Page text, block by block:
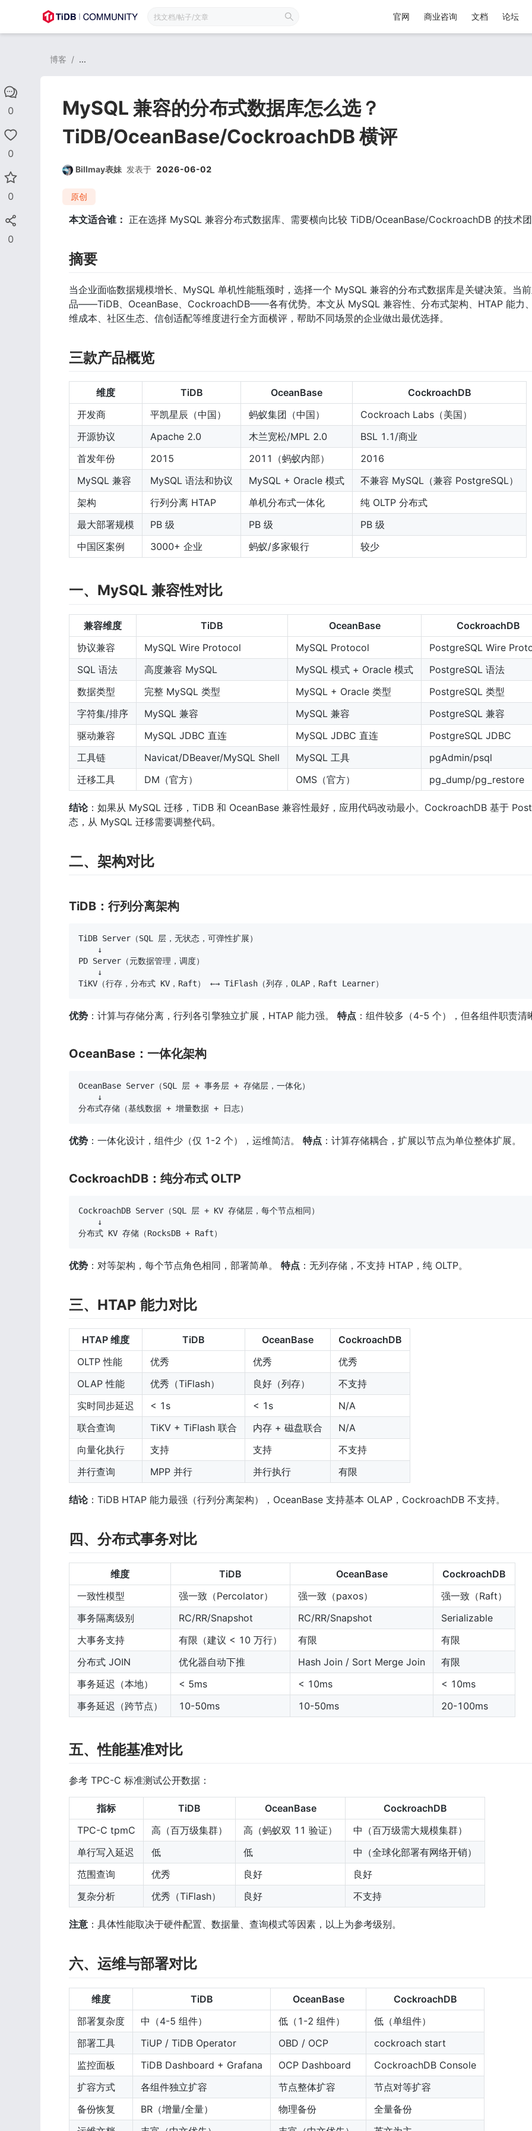
官网 商业咨询 文档 论坛
0
0
0
0
博客 / ...
MySQL 兼容的分布式数据库怎么选？
TiDB/OceanBase/CockroachDB 横评
Billmay表妹 发表于 2026-06-02
原创
本文适合谁： 正在选择 MySQL 兼容分布式数据库、需要横向比较 TiDB/OceanBase/CockroachDB 的技术
摘要
当企业面临数据规模增长、MySQL 单机性能瓶颈时，选择一个 MySQL 兼容的分布式数据库是关键决策。当
品——TiDB、OceanBase、CockroachDB——各有优势。本文从 MySQL 兼容性、分布式架构、HTAP 能力
维成本、社区生态、信创适配等维度进行全方面横评，帮助不同场景的企业做出最优选择。
三款产品概览
维度 TiDB OceanBase
CockroachDB
开发商
平凯星辰（中国） 蚂蚁集团（中国）
Cockroach Labs（美国）
开源协议
Apache 2.0 木兰宽松/MPL 2.0
BSL 1.1/商业
首发年份
2015 2011（蚂蚁内部）
2016
MySQL 兼容
MySQL 语法和协议 MySQL + Oracle 模式
不兼容 MySQL（兼容 PostgreSQL）
架构
行列分离 HTAP 单机分布式一体化
纯 OLTP 分布式
最大部署规模
PB 级 PB 级
PB 级
中国区案例
3000+ 企业 蚂蚁/多家银行 较少
一、MySQL 兼容性对比
兼容维度 TiDB OceanBase
CockroachDB
协议兼容
MySQL Wire Protocol MySQL Protocol
PostgreSQL Wire
SQL 语法
高度兼容 MySQL MySQL 模式 + Oracle 模式
PostgreSQL 语法
数据类型
完整 MySQL 类型 MySQL + Oracle 类型
PostgreSQL 类型
字符集/排序
MySQL 兼容 MySQL 兼容
PostgreSQL 兼容
驱动兼容
MySQL JDBC 直连 MySQL JDBC 直连
PostgreSQL JDBC
工具链
Navicat/DBeaver/MySQL Shell MySQL 工具
pgAdmin/psql
迁移工具
DM（官方） OMS（官方） pg_dump/pg_restore
结论：如果从 MySQL 迁移，TiDB 和 OceanBase 兼容性最好，应用代码改动最小。CockroachDB 基于
态，从 MySQL 迁移需要调整代码。
二、架构对比
TiDB：行列分离架构
TiDB Server（SQL 层，无状态，可弹性扩展）
    ↓
PD Server（元数据管理，调度）
    ↓
TiKV（行存，分布式 KV，Raft） ←→ TiFlash（列存，OLAP，Raft Learner）
优势 ：计算与存储分离，行列各引擎独立扩展，HTAP 能力强。 特点 ：组件较多（4-5 个），但各组件职责清
OceanBase：一体化架构
OceanBase Server（SQL 层 + 事务层 + 存储层，一体化）
    ↓
分布式存储（基线数据 + 增量数据 + 日志）
优势 ：一体化设计，组件少（仅 1-2 个），运维简洁。 特点 ：计算存储耦合，扩展以节点为单位整体扩展。
CockroachDB：纯分布式 OLTP
CockroachDB Server（SQL 层 + KV 存储层，每个节点相同）
    ↓
分布式 KV 存储（RocksDB + Raft）
优势 ：对等架构，每个节点角色相同，部署简单。 特点 ：无列存储，不支持 HTAP，纯 OLTP。
三、HTAP 能力对比
HTAP 维度 TiDB OceanBase
CockroachDB
OLTP 性能
优秀 优秀
优秀
OLAP 性能
优秀（TiFlash） 良好（列存）
不支持
实时同步延迟
< 1s < 1s
N/A
联合查询
TiKV + TiFlash 联合 内存 + 磁盘联合
N/A
向量化执行
支持 支持
不支持
并行查询
MPP 并行 并行执行 有限
结论：TiDB HTAP 能力最强（行列分离架构），OceanBase 支持基本 OLAP，CockroachDB 不支持。
四、分布式事务对比
维度 TiDB OceanBase
CockroachDB
一致性模型
强一致（Percolator） 强一致（paxos）
强一致（Raft）
事务隔离级别
RC/RR/Snapshot RC/RR/Snapshot
Serializable
大事务支持
有限（建议 < 10 万行） 有限
有限
分布式 JOIN
优化器自动下推 Hash Join / Sort Merge Join
有限
事务延迟（本地）
< 5ms < 10ms
< 10ms
事务延迟（跨节点）
10-50ms 10-50ms 20-100ms
五、性能基准对比
参考 TPC-C 标准测试公开数据：
指标 TiDB OceanBase
CockroachDB
TPC-C tpmC
高（百万级集群） 高（蚂蚁双 11 验证）
中（百万级需大规模集群）
单行写入延迟
低 低
中（全球化部署有网络开销）
范围查询
优秀 良好
良好
复杂分析
优秀（TiFlash） 良好 不支持
注意 ：具体性能取决于硬件配置、数据量、查询模式等因素，以上为参考级别。
六、运维与部署对比
维度 TiDB OceanBase
CockroachDB
部署复杂度
中（4-5 组件） 低（1-2 组件）
低（单组件）
部署工具
TiUP / TiDB Operator OBD / OCP
cockroach start
监控面板
TiDB Dashboard + Grafana OCP Dashboard
CockroachDB Console
扩容方式
各组件独立扩容 节点整体扩容
节点对等扩容
备份恢复
BR（增量/全量） 物理备份
全量备份